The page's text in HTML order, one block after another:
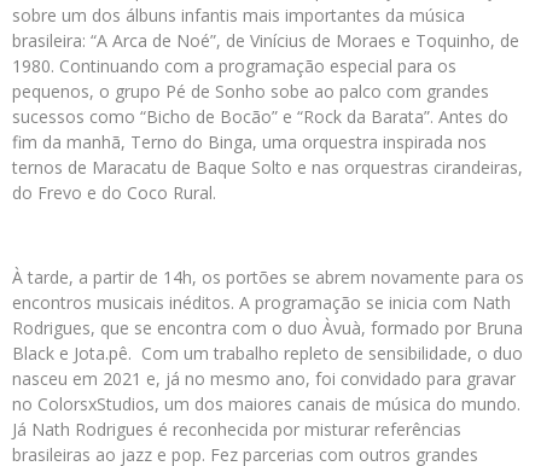
sobre um dos álbuns infantis mais importantes da música
brasileira: “A Arca de Noé”, de Vinícius de Moraes e Toquinho, de
1980. Continuando com a programação especial para os
pequenos, o grupo Pé de Sonho sobe ao palco com grandes
sucessos como “Bicho de Bocão” e “Rock da Barata”. Antes do
fim da manhã, Terno do Binga, uma orquestra inspirada nos
ternos de Maracatu de Baque Solto e nas orquestras cirandeiras,
do Frevo e do Coco Rural.
À tarde, a partir de 14h, os portões se abrem novamente para os
encontros musicais inéditos. A programação se inicia com Nath
Rodrigues, que se encontra com o duo Àvuà, formado por Bruna
Black e Jota.pê. Com um trabalho repleto de sensibilidade, o duo
nasceu em 2021 e, já no mesmo ano, foi convidado para gravar
no ColorsxStudios, um dos maiores canais de música do mundo.
Já Nath Rodrigues é reconhecida por misturar referências
brasileiras ao jazz e pop. Fez parcerias com outros grandes